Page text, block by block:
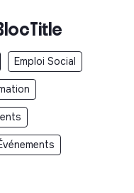
Emploi Social